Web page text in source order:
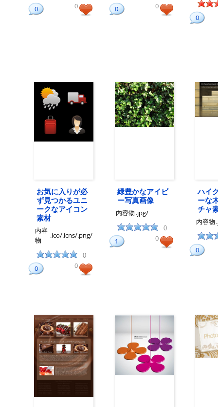
0 0 0 0
0
お気に入りが必
ず見つかるユニ
ークなアイコン
素材
内容
物
.ico/.icns/.png/
0
0 0
緑豊かなアイビ
ー写真画像
内容物 .jpg/
0
1 0
ハイ
ーな
チャ
内容物
0